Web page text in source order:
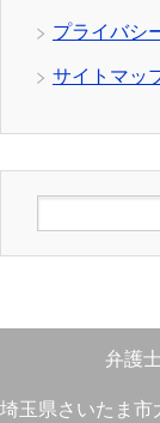
プライバシ
サイトマッ
弁護
埼玉県さいたま市